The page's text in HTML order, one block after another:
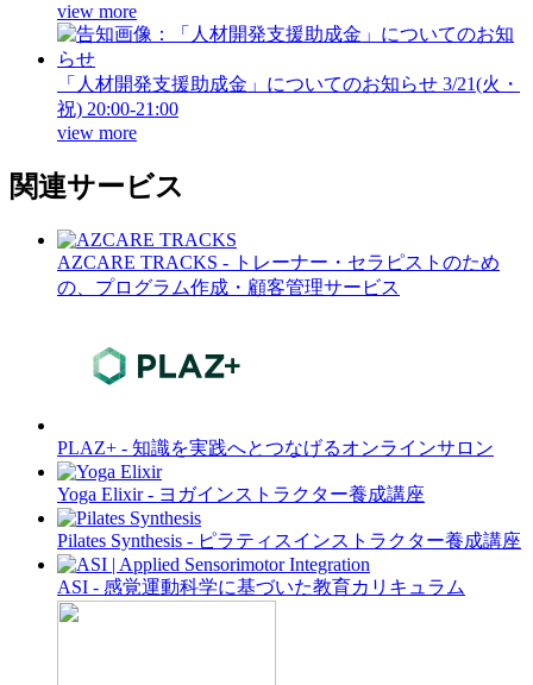
view more
「人材開発支援助成金」についてのお知らせ 3/21(火・
祝) 20:00-21:00
view more
関連サービス
AZCARE TRACKS - トレーナー・セラピストのため
の、プログラム作成・顧客管理サービス
PLAZ+ - 知識を実践へとつなげるオンラインサロン
Yoga Elixir - ヨガインストラクター養成講座
Pilates Synthesis - ピラティスインストラクター養成講座
ASI - 感覚運動科学に基づいた教育カリキュラム